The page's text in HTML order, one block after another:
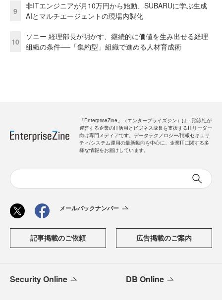
9
非ITエンジニアが月10万円から始動、SUBARUに学ぶ生成
AIとマルチエージェントの現場内製化
10
ソニー 経理部長が明かす、継続的に価値を生み出せる経理
組織の条件──「集約型」組織で進める人材育成術
「EnterpriseZine」（エンタープライズジン）は、翔泳社が
運営する企業のIT活用とビジネス成長を支援するITリーダー
向け専門メディアです。データテクノロジー/情報セキュリ
ティ/システム運用の最新動向を中心に、企業ITに関する多
様な情報をお届けしています。
メールバックナンバー
記事掲載のご依頼 広告掲載のご案内
Security Online DB Online